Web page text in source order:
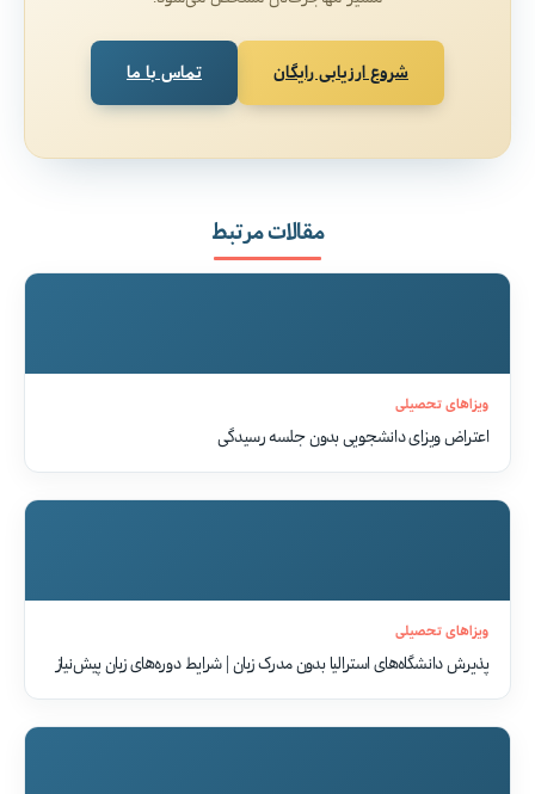
شروع ارزیابی رایگان تماس با ما
مقالات مرتبط
ویزاهای تحصیلی
اعتراض ویزای دانشجویی بدون جلسه رسیدگی
ویزاهای تحصیلی
پذیرش دانشگاه‌های استرالیا بدون مدرک زبان | شرایط دوره‌های زبان پیش‌نیاز